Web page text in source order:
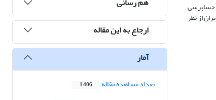
حسابرسی
از نظر
ارجاع به این مقاله
آمار
تعداد مشاهده مقاله 1,406